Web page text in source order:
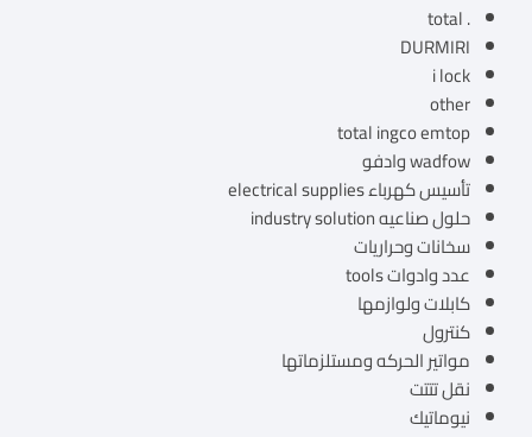
. total
DURMIRI
i lock
other
total ingco emtop
wadfow وادفو
تأسيس كهرباء electrical supplies
حلول صناعيه industry solution
سخانات وحراريات
عدد وادوات tools
كابلات ولوازمها
كنترول
مواتير الحركه ومستلزماتها
نقل تتتت
نيوماتيك